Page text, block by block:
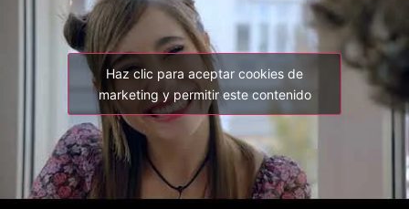
Haz clic para aceptar cookies de
marketing y permitir este contenido